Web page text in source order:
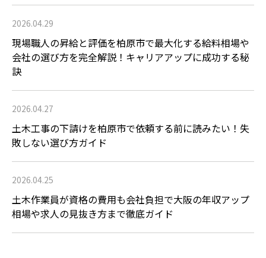
2026.04.29
現場職人の昇給と評価を柏原市で最大化する給料相場や
会社の選び方を完全解説！キャリアアップに成功する秘
訣
2026.04.27
土木工事の下請けを柏原市で依頼する前に読みたい！失
敗しない選び方ガイド
2026.04.25
土木作業員が資格の費用も会社負担で大阪の年収アップ
相場や求人の見抜き方まで徹底ガイド